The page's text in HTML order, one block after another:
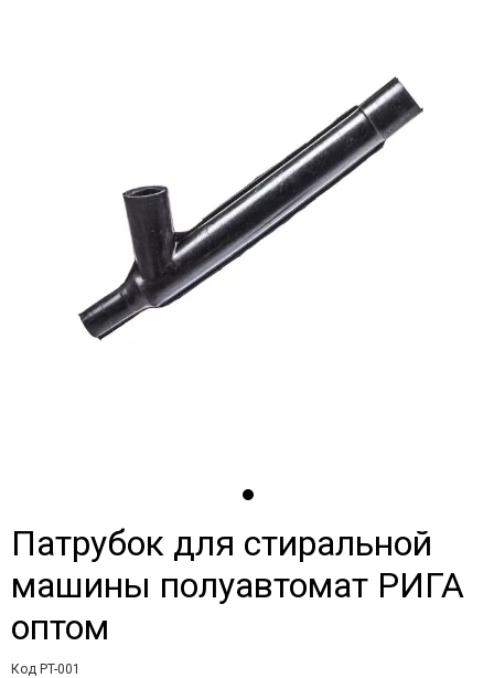
Патрубок для стиральной
машины полуавтомат РИГА
оптом
Код PT-001